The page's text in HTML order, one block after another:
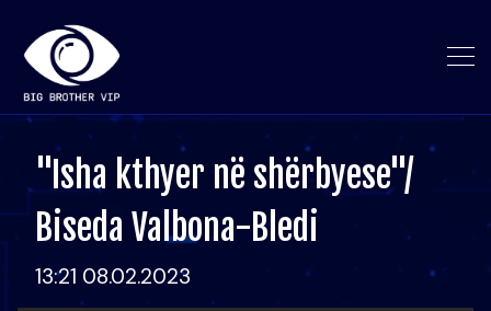
"Isha kthyer në shërbyese"/
Biseda Valbona-Bledi
13:21 08.02.2023